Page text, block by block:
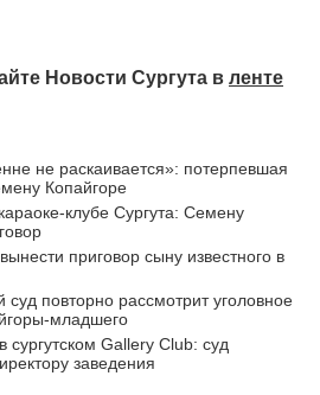
Новости Сургута в ленте
не раскаивается»: потерпевшая
Копайгоре
клубе Сургута: Семену
приговор сыну известного в
суд повторно рассмотрит уголовное
младшего
сургутском Gallery Club: суд
заведения